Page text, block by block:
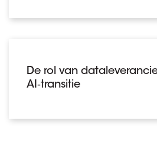
De rol van
AI‑transitie